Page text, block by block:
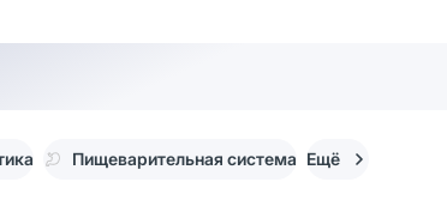
Пищеварительная система Ещё